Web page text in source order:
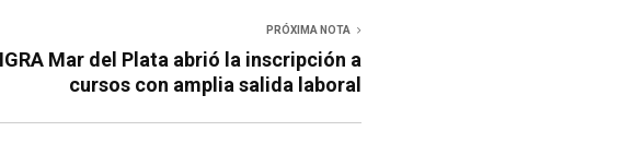
PRÓXIMA NOTA
Mar del Plata abrió la inscripción a
cursos con amplia salida laboral